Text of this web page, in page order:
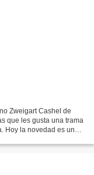
Zweigart Cashel de
que les gusta una trama
Hoy la novedad es un